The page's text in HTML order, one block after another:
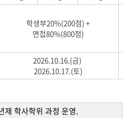
학생부20%(200점) +
면접80%(800점)
2026.10.16.(금)
2026.10.17.(토)
제 학사학위 과정 운영.